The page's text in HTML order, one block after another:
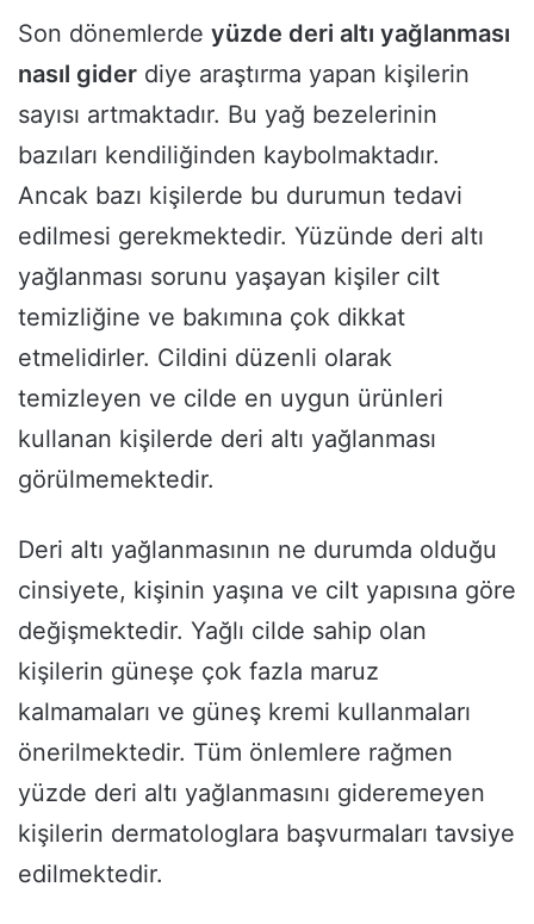
Son dönemlerde yüzde deri altı yağlanması
nasıl gider diye araştırma yapan kişilerin
sayısı artmaktadır. Bu yağ bezelerinin
bazıları kendiliğinden kaybolmaktadır.
Ancak bazı kişilerde bu durumun tedavi
edilmesi gerekmektedir. Yüzünde deri altı
yağlanması sorunu yaşayan kişiler cilt
temizliğine ve bakımına çok dikkat
etmelidirler. Cildini düzenli olarak
temizleyen ve cilde en uygun ürünleri
kullanan kişilerde deri altı yağlanması
görülmemektedir.
Deri altı yağlanmasının ne durumda olduğu
cinsiyete, kişinin yaşına ve cilt yapısına göre
değişmektedir. Yağlı cilde sahip olan
kişilerin güneşe çok fazla maruz
kalmamaları ve güneş kremi kullanmaları
önerilmektedir. Tüm önlemlere rağmen
yüzde deri altı yağlanmasını gideremeyen
kişilerin dermatologlara başvurmaları tavsiye
edilmektedir.